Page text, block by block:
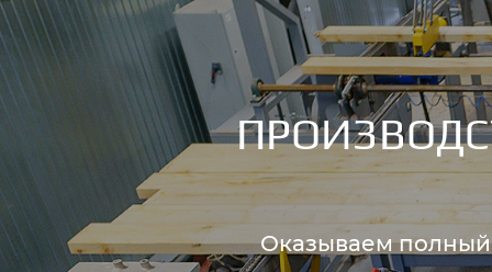
Оказываем полный